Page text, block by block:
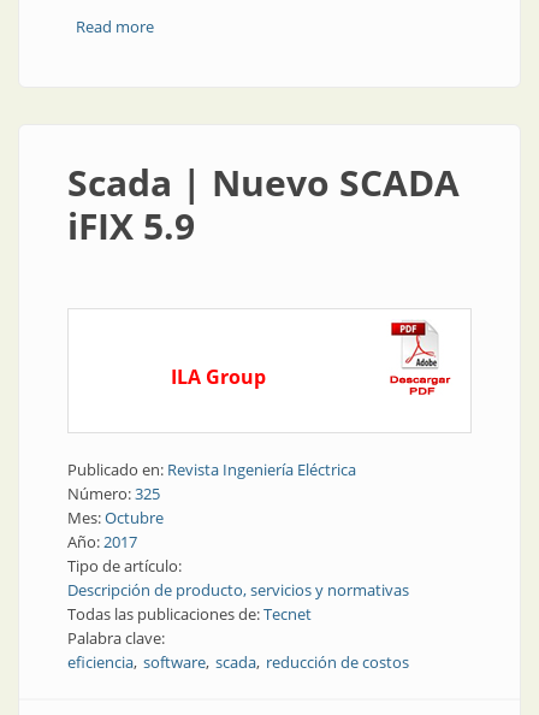
Read moreabout Automatización | Nuevo SCADA: más
Scada | Nuevo SCADA
iFIX 5.9
ILA Group
Publicado en: Revista Ingeniería Eléctrica
Número:325
Mes:Octubre
Año:2017
Tipo de artículo:
Descripción de producto, servicios y normativas
Todas las publicaciones de:Tecnet
Palabra clave:
eficiencia software scada reducción de costos